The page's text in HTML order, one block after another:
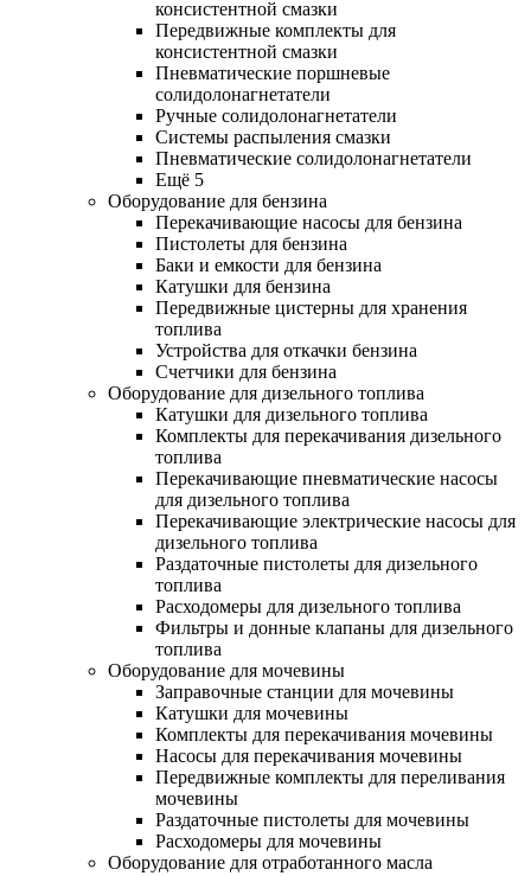
консистентной смазки
Передвижные комплекты для
консистентной смазки
Пневматические поршневые
солидолонагнетатели
Ручные солидолонагнетатели
Системы распыления смазки
Пневматические солидолонагнетатели
Ещё 5
Оборудование для бензина
Перекачивающие насосы для бензина
Пистолеты для бензина
Баки и емкости для бензина
Катушки для бензина
Передвижные цистерны для хранения
топлива
Устройства для откачки бензина
Счетчики для бензина
Оборудование для дизельного топлива
Катушки для дизельного топлива
Комплекты для перекачивания дизельного
топлива
Перекачивающие пневматические насосы
для дизельного топлива
Перекачивающие электрические насосы для
дизельного топлива
Раздаточные пистолеты для дизельного
топлива
Расходомеры для дизельного топлива
Фильтры и донные клапаны для дизельного
топлива
Оборудование для мочевины
Заправочные станции для мочевины
Катушки для мочевины
Комплекты для перекачивания мочевины
Насосы для перекачивания мочевины
Передвижные комплекты для переливания
мочевины
Раздаточные пистолеты для мочевины
Расходомеры для мочевины
Оборудование для отработанного масла